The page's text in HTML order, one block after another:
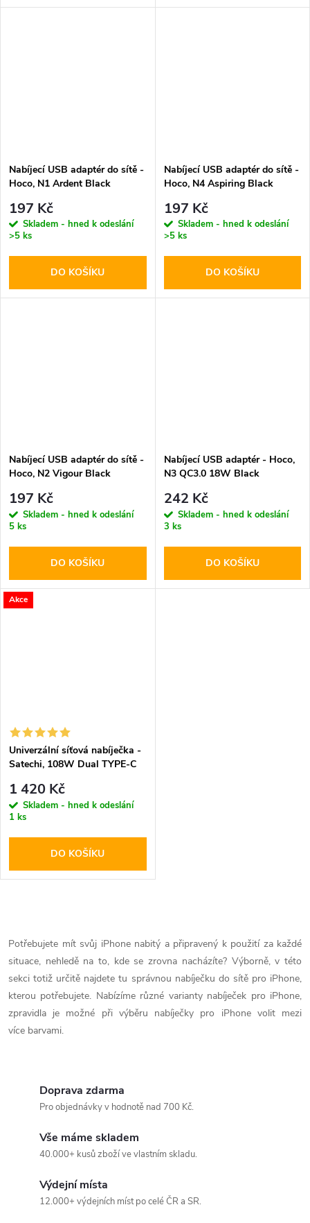
Nabíjecí USB adaptér do sítě -
Hoco, N1 Ardent Black
197 Kč
Skladem - hned k odeslání
>5 ks
DO KOŠÍKU
Nabíjecí USB adaptér do sítě -
Hoco, N4 Aspiring Black
197 Kč
Skladem - hned k odeslání
>5 ks
DO KOŠÍKU
Nabíjecí USB adaptér do sítě -
Hoco, N2 Vigour Black
197 Kč
Skladem - hned k odeslání
5 ks
DO KOŠÍKU
Nabíjecí USB adaptér - Hoco,
N3 QC3.0 18W Black
242 Kč
Skladem - hned k odeslání
3 ks
DO KOŠÍKU
Akce
Univerzální síťová nabíječka -
Satechi, 108W Dual TYPE-C
1 420 Kč
Skladem - hned k odeslání
1 ks
DO KOŠÍKU
v
l
á
d
Potřebujete mít svůj iPhone nabitý a připravený k použití za každé
situace, nehledě na to, kde se zrovna nacházíte? Výborně, v této
sekci totiž určitě najdete tu správnou nabíječku do sítě pro iPhone,
kterou potřebujete. Nabízíme různé varianty nabíječek pro iPhone,
zpravidla je možné při výběru nabíječky pro iPhone volit mezi
více barvami.
Doprava zdarma
Pro objednávky v hodnotě nad 700 Kč.
Vše máme skladem
40.000+ kusů zboží ve vlastním skladu.
Výdejní místa
12.000+ výdejních míst po celé ČR a SR.